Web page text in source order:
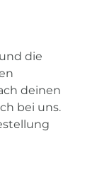
die
deinen
bei uns.